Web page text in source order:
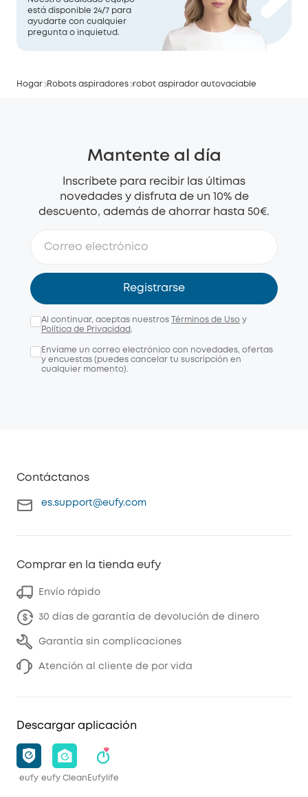
está disponible 24/7 para
ayudarte con cualquier
pregunta o inquietud.
Hogar Robots aspiradores robot aspirador autovaciable
Mantente al día
Inscríbete para recibir las últimas
novedades y disfruta de un 10% de
descuento, además de ahorrar hasta 50€.
Registrarse
Al continuar, aceptas nuestros Términos de Uso y
Política de Privacidad.
Envíame un correo electrónico con novedades, ofertas
y encuestas (puedes cancelar tu suscripción en
cualquier momento).
Contáctanos
es.support@eufy.com
Comprar en la tienda eufy
Envío rápido
30 días de garantía de devolución de dinero
Garantía sin complicaciones
Atención al cliente de por vida
Descargar aplicación
eufy eufy Clean Eufylife